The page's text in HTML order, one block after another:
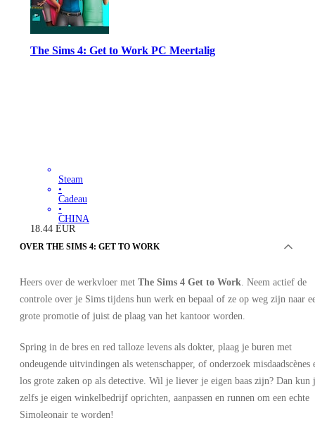
The Sims 4: Get to Work PC Meertalig
Steam
•
Cadeau
•
CHINA
18.44 EUR
-54%
OVER THE SIMS 4: GET TO WORK
Heers over de werkvloer met The Sims 4 Get to Work . Neem actief de
controle over je Sims tijdens hun werk en bepaal of ze op weg zijn naar
grote promotie of juist de plaag van het kantoor worden.
Spring in de bres en red talloze levens als dokter, plaag je buren met
ondeugende uitvindingen als wetenschapper, of onderzoek misdaadscènes
los grote zaken op als detective. Wil je liever je eigen baas zijn? Dan kun
zelfs je eigen winkelbedrijf oprichten, aanpassen en runnen om een echte
Simoleonair te worden!